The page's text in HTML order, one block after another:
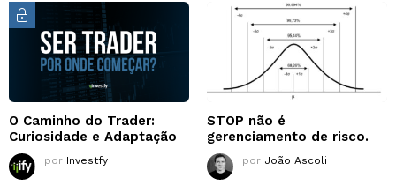
O Caminho do Trader:
Curiosidade e Adaptação
por Investfy
STOP não é
gerenciamento de risco.
por João Ascoli